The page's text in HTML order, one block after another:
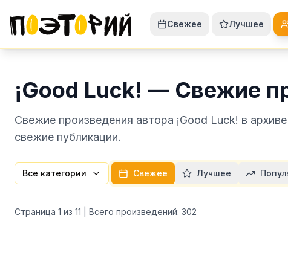
Свежее Лучшее
¡Good Luck! — Свежие
Свежие произведения автора ¡Good Luck! в
свежие публикации.
Все категории Свежее Лучшее
Страница 1 из 11 | Всего произведений: 302